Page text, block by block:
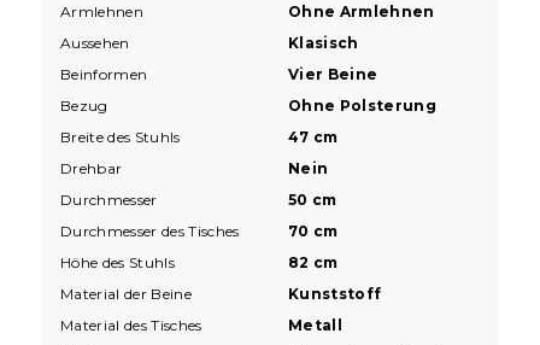
Armlehnen
Ohne Armlehnen
Aussehen
Klasisch
Beinformen
Vier Beine
Bezug
Ohne Polsterung
Breite des Stuhls
47 cm
Drehbar
Nein
Durchmesser
50 cm
Durchmesser des Tisches
70 cm
Höhe des Stuhls
82 cm
Material der Beine
Kunststoff
Material des Tisches
Metall